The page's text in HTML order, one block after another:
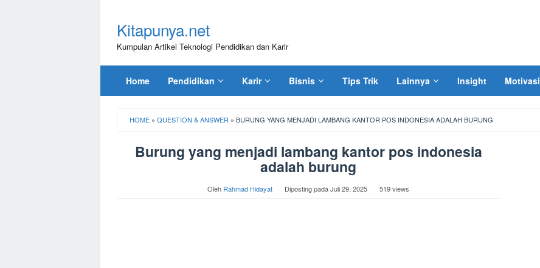
kontenKitapunya.net
Kumpulan Artikel Teknologi Pendidikan dan Karir
Home Pendidikan Karir Bisnis Tips Trik Lainnya Insight Motivasi
HOME » QUESTION & ANSWER » BURUNG YANG MENJADI LAMBANG KANTOR POS INDONESIA ADALAH BURUNG
Burung yang menjadi lambang kantor pos indonesia
adalah burung
Oleh Rahmad Hidayat Diposting padaJuli 29, 2025 519 views